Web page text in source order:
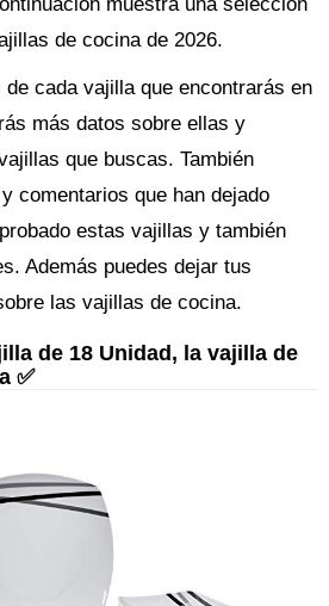
de cocina de 2026.
cada vajilla que encontrarás en
más datos sobre ellas y
que buscas. También
comentarios que han dejado
estas vajillas y también
Además puedes dejar tus
las vajillas de cocina.
de 18 Unidad, la vajilla de
✅